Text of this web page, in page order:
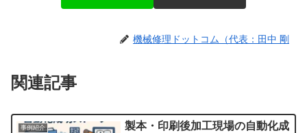
機械修理ドットコム（代表：田中 剛
関連記事
事例紹介
製本・印刷後加工現場の自動化成